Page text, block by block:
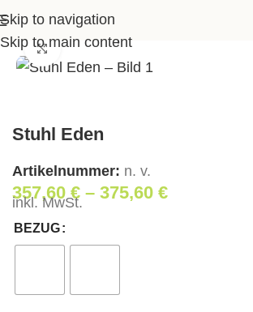
Skip to navigation
Skip to main content
Startseite>Shop>
Klick zum Vergrößern
Stuhl Eden
Artikelnummer: n. v.
357,60€ – 375,60 €
inkl. MwSt.
BEZUG